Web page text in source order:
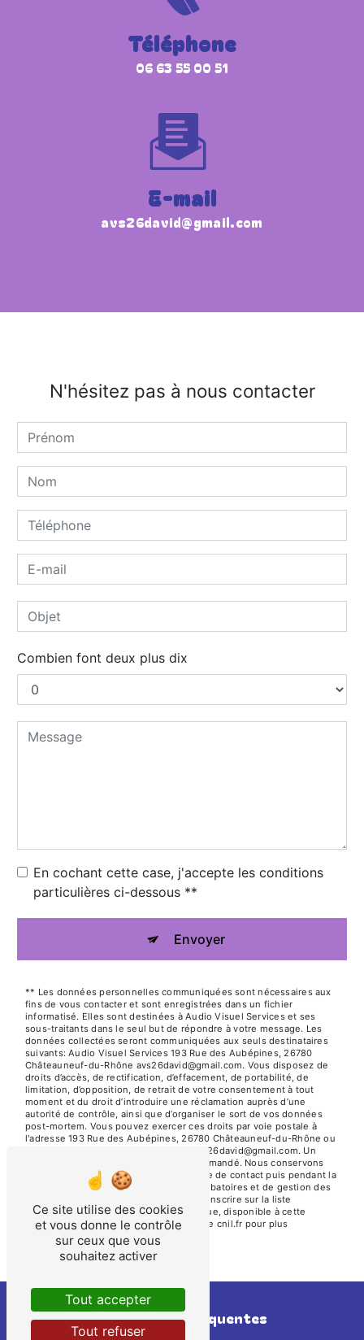
Téléphone
06 63 55 00 51
E-mail
avs26david@gmail.com
N'hésitez pas à nous contacter
Combien font deux plus dix
En cochant cette case, j'accepte les conditions
particulières ci-dessous **
Envoyer
** Les données personnelles communiquées sont nécessaires aux
fins de vous contacter et sont enregistrées dans un fichier
informatisé. Elles sont destinées à Audio Visuel Services et ses
sous-traitants dans le seul but de répondre à votre message. Les
données collectées seront communiquées aux seuls destinataires
suivants: Audio Visuel Services 193 Rue des Aubépines, 26780
Châteauneuf-du-Rhône avs26david@gmail.com. Vous disposez de
droits d’accès, de rectification, d’effacement, de portabilité, de
limitation, d’opposition, de retrait de votre consentement à tout
moment et du droit d’introduire une réclamation auprès d’une
autorité de contrôle, ainsi que d’organiser le sort de vos données
post-mortem. Vous pouvez exercer ces droits par voie postale à
l'adresse 193 Rue des Aubépines, 26780 Châteauneuf-du-Rhône ou
par courrier électronique à l'adresse avs26david@gmail.com. Un
justificatif d'identité pourra vous être demandé. Nous conservons
vos données pendant la période de prise de contact puis pendant la
durée de prescription légale aux fins probatoires et de gestion des
contentieux. Vous avez le droit de vous inscrire sur la liste
d'opposition au démarchage téléphonique, disponible à cette
adresse: Bloctel.gouv.fr . Consultez le site cnil.fr pour plus
d’informations sur vos droits.
Recherches fréquentes
Ce site utilise des cookies
et vous donne le contrôle
sur ceux que vous
souhaitez activer
Tout accepter
Tout refuser